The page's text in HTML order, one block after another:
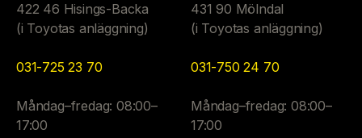
422 46 Hisings-Backa
(i Toyotas anläggning)
031-725 23 70
Måndag–fredag: 08:00–
17:00
431 90 Mölndal
(i Toyotas anläggning)
031-750 24 70
Måndag–fredag: 08:00–
17:00